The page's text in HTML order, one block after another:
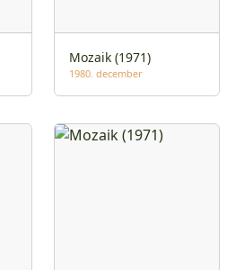
Mozaik (1971)
1980. december